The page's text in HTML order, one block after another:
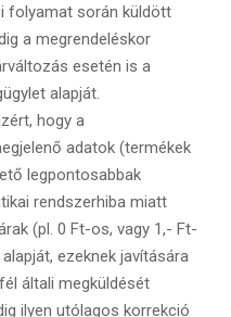
folyamat során küldött
a megrendeléskor
esetén is a
alapját.
hogy a
adatok (termékek
legpontosabbak
rendszerhiba miatt
(pl. 0 Ft-os, vagy 1,- Ft-
ezeknek javítására
általi megküldését
ilyen utólagos korrekció